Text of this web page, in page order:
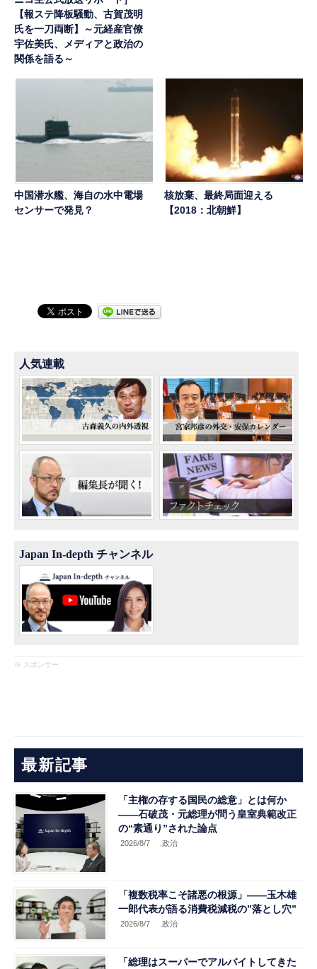
【報ステ降板騒動、古賀茂明
氏を一刀両断】～元経産官僚
宇佐美氏、メディアと政治の
関係を語る～
中国潜水艦、海自の水中電場
センサーで発見？
核放棄、最終局面迎える
【2018：北朝鮮】
人気連載
Japan In-depth チャンネル
※ スポンサー
最新記事
「主権の存する国民の総意」とは何か
――石破茂・元総理が問う皇室典範改正
の“素通り”された論点
2026/8/7 .政治
「複数税率こそ諸悪の根源」――玉木雄
一郎代表が語る消費税減税の”落とし穴”
2026/8/7 .政治
「総理はスーパーでアルバイトしてきた